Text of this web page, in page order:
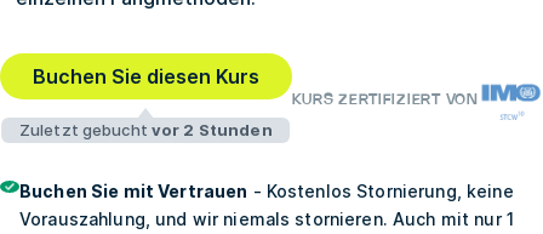
Buchen Sie diesen Kurs
Zuletzt gebucht vor 2 Stunden
KURS ZERTIFIZIERT VON
Buchen Sie mit Vertrauen - Kostenlos Stornierung, keine
Vorauszahlung, und wir niemals stornieren. Auch mit nur 1